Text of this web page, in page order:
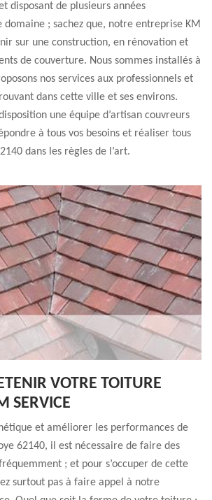
disposant de plusieurs années
domaine ; sachez que, notre entreprise KM
sur une construction, en rénovation et
de couverture. Nous sommes installés à
nos services aux professionnels et
dans cette ville et ses environs.
une équipe d’artisan couvreurs
à tous vos besoins et réaliser tous
dans les règles de l’art.
VOTRE TOITURE
SERVICE
et améliorer les performances de
62140, il est nécessaire de faire des
; et pour s’occuper de cette
surtout pas à faire appel à notre